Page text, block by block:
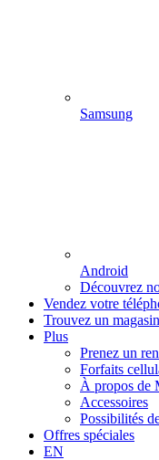
Samsung
Android
Découvrez
Vendez votre
Trouvez un magasin
Plus
Prenez un
Forfaits
À propos de
Accessoires
Possibilités
Offres spéciales
EN